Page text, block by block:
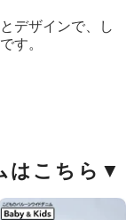
デザインで、し
す。
はこちら▼